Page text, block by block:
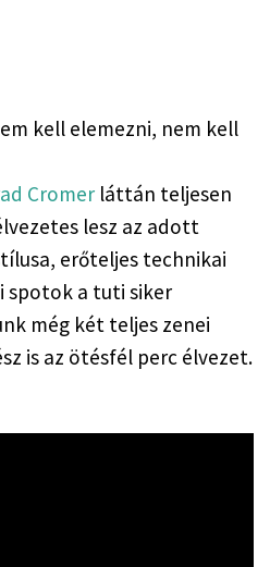
kell elemezni, nem kell
Cromer láttán teljesen
lesz az adott
erőteljes technikai
spotok a tuti siker
még két teljes zenei
is az ötésfél perc élvezet.